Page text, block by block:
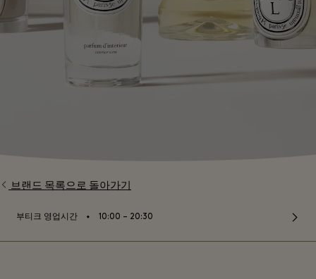
브랜드 목록으로 돌아가기
부티크 영업시간 ⬩ 10:00 – 20:30